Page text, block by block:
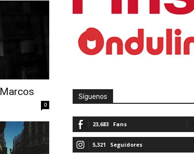
0
Síguenos
23,683 Fans
5,321 Seguidores